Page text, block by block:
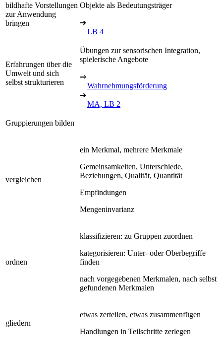
bildhafte Vorstellungen
zur Anwendung
bringen
Objekte als Bedeutungsträger
➔
LB 4
Erfahrungen über die
Umwelt und sich
selbst strukturieren
Übungen zur sensorischen Integration,
spielerische Angebote
⇒
Wahrnehmungsförderung
➔
MA, LB 2
Gruppierungen bilden
vergleichen
ein Merkmal, mehrere Merkmale
Gemeinsamkeiten, Unterschiede,
Beziehungen, Qualität, Quantität
Empfindungen
Mengeninvarianz
ordnen
klassifizieren: zu Gruppen zuordnen
kategorisieren: Unter- oder Oberbegriffe
finden
nach vorgegebenen Merkmalen, nach selbst
gefundenen Merkmalen
gliedern
etwas zerteilen, etwas zusammenfügen
Handlungen in Teilschritte zerlegen